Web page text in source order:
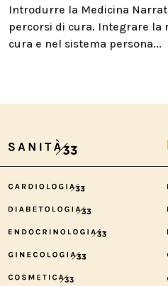
Introdurre la Medicina
percorsi di cura. Integrare la
cura e nel sistema persona...